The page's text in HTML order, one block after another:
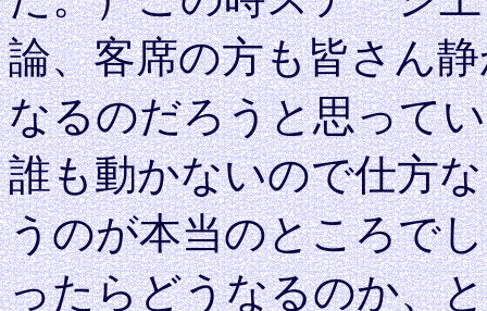
論、客席の方も皆さん
なるのだろうと思って
誰も動かないので仕方
うのが本当のところで
ったらどうなるのか、